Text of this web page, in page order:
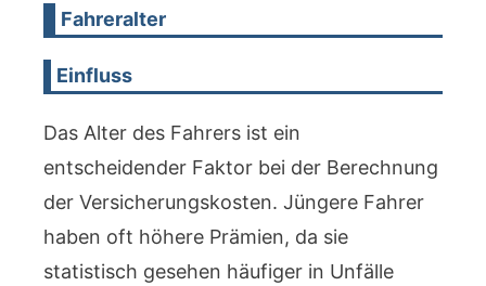
Fahreralter
Einfluss
Das Alter des Fahrers ist ein
entscheidender Faktor bei der Berechnung
der Versicherungskosten. Jüngere Fahrer
haben oft höhere Prämien, da sie
statistisch gesehen häufiger in Unfälle